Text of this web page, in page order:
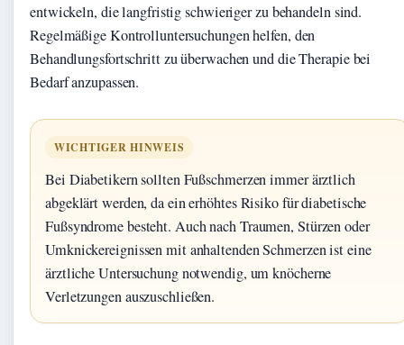
entwickeln, die langfristig schwieriger zu behandeln sind.
Regelmäßige Kontrolluntersuchungen helfen, den
Behandlungsfortschritt zu überwachen und die Therapie bei
Bedarf anzupassen.
WICHTIGER HINWEIS
Bei Diabetikern sollten Fußschmerzen immer ärztlich
abgeklärt werden, da ein erhöhtes Risiko für diabetische
Fußsyndrome besteht. Auch nach Traumen, Stürzen oder
Umknickereignissen mit anhaltenden Schmerzen ist eine
ärztliche Untersuchung notwendig, um knöcherne
Verletzungen auszuschließen.